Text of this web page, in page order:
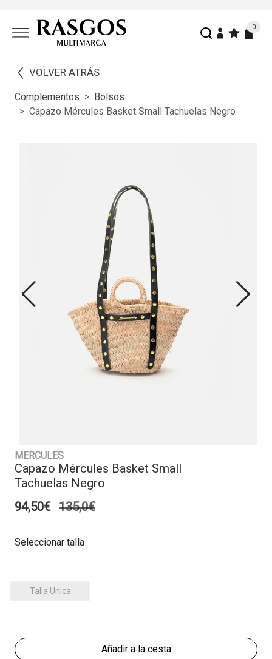
0
VOLVER ATRÁS
Complementos
Bolsos
Capazo Mércules Basket Small Tachuelas Negro
MERCULES
Capazo Mércules Basket Small
Tachuelas Negro
94,50€ 135,0€
Seleccionar talla
Talla Unica